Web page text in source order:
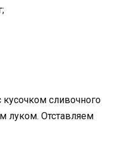
сливочного
луком. Отставляем